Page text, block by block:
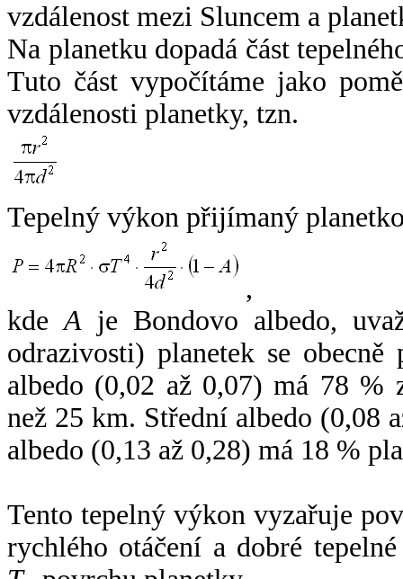
vzdálenost mezi Sluncem a
Na planetku dopadá část
Tuto část vypočítáme jako
vzdálenosti planetky, tzn.
Tepelný výkon přijímaný
,
kdeA je Bondovo albedo,
odrazivosti) planetek se
albedo (0,02 až 0,07) má 78 %
než 25 km. Střední albedo (0,08
albedo (0,13 až 0,28) má 18 %
Tento tepelný výkon vyzařuje
rychlého otáčení a dobré